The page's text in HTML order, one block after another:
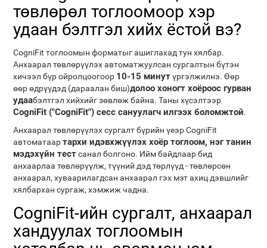
төвлөрөл тоглоомоор хэр
удаан бэлтгэл хийх ёстой вэ?
CogniFit тоглоомын форматыг ашиглахад тун хялбар.
Анхаарал төвлөрүүлэх автоматжуулсан сургалтын бүтэн
хичээл бүр ойролцоогоор 10-15 минутүргэлжилнэ. Өөр
өөр өдрүүдэд (дараалан биш)долоо хоногт хоёроос гурван
удаабэлтгэл хийхийг зөвлөж байна. Таны хүсэлтээр
CogniFit ("CogniFit") сесс сануулагч илгээх боломжтой.
Анхаарал төвлөрүүлэх сургалт бүрийн үеэр CogniFit
автоматаартархи идэвхжүүлэх хоёр тоглоом, нэг танин
мэдэхүйн тестсанал болгоно. Ийм байдлаар бид
анхаарлаа төвлөрүүлж, түүний дэд төрлүүд - төвлөрсөн
анхаарал, хуваарилагдсан анхаарал гэх мэт ахиц дэвшлийг
хялбархан сургаж, хэмжиж чадна.
CogniFit-ийн сургалт, анхаарал
хандуулах тоглоомын